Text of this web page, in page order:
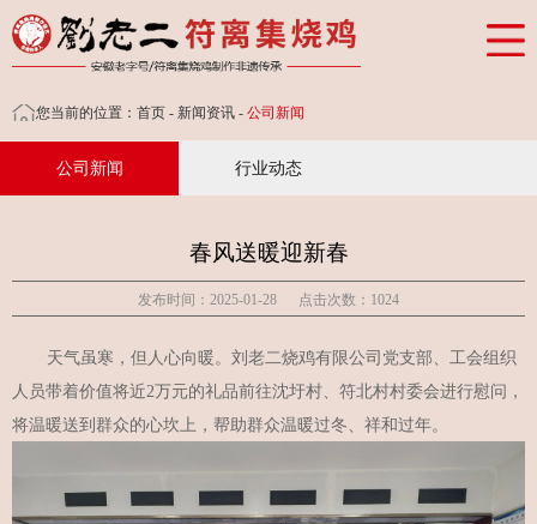
网站首页
产品展示
招商加盟
京东商城
您当前的位置： 首页 - 新闻资讯 - 公司新闻
公司新闻 行业动态
春风送暖迎新春
发布时间：2025-01-28 点击次数：1024
天气虽寒，但人心向暖。刘老二烧鸡有限公司党支部、工会组织
人员带着价值将近2万元的礼品前往沈圩村、符北村村委会进行慰问，
将温暖送到群众的心坎上，帮助群众温暖过冬、祥和过年。